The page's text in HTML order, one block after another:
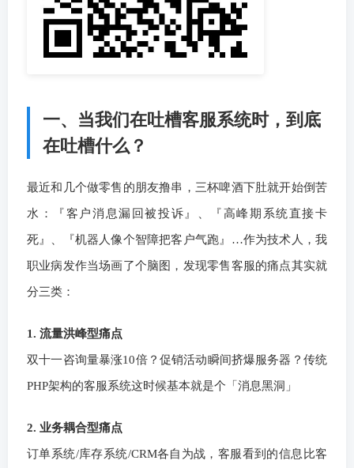
一、当我们在吐槽客服系统时，到底
在吐槽什么？
最近和几个做零售的朋友撸串，三杯啤酒下肚就开始倒苦
水：『客户消息漏回被投诉』、『高峰期系统直接卡
死』、『机器人像个智障把客户气跑』…作为技术人，我
职业病发作当场画了个脑图，发现零售客服的痛点其实就
分三类：
1. 流量洪峰型痛点
双十一咨询量暴涨10倍？促销活动瞬间挤爆服务器？传统
PHP架构的客服系统这时候基本就是个「消息黑洞」
2. 业务耦合型痛点
订单系统/库存系统/CRM各自为战，客服看到的信息比客